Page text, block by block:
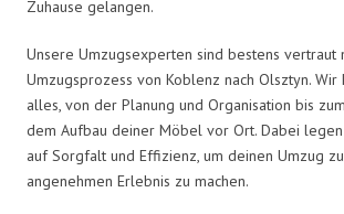
Zuhause gelangen.
Unsere Umzugsexperten sind bestens vertraut
Umzugsprozess von Koblenz nach Olsztyn. Wir
alles, von der Planung und Organisation bis
dem Aufbau deiner Möbel vor Ort. Dabei
auf Sorgfalt und Effizienz, um deinen Umzug
angenehmen Erlebnis zu machen.